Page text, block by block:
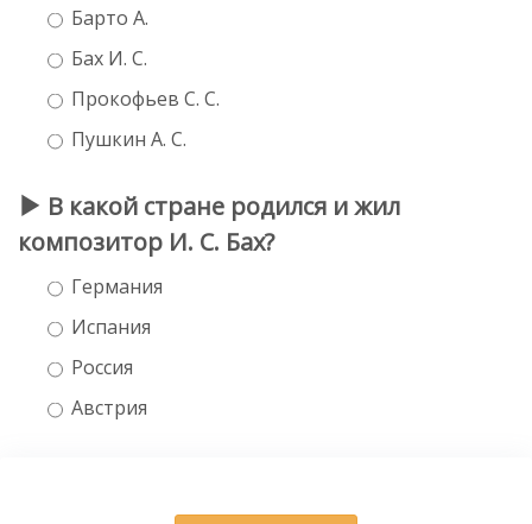
Барто А.
Бах И. С.
Прокофьев С. С.
Пушкин А. С.
В какой стране родился и жил
композитор И. С. Бах?
Германия
Испания
Россия
Австрия